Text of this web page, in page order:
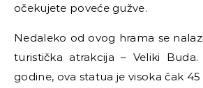
očekujete poveće gužve.
Nedaleko od ovog hrama se
turistička atrakcija– Veliki
godine, ova statua je visoka čak